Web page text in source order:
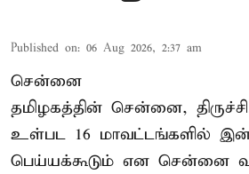
Published on: 06 Aug 2026, 2:37 am
சென்னை
தமிழகத்தின் சென்னை,
உள்பட 16 மாவட்டங்களில்
பெய்யக்கூடும் என சென்னை